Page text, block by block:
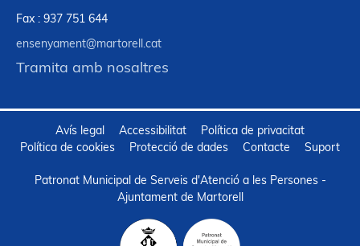
Fax : 937 751 644
ensenyament@martorell.cat
Tramita amb nosaltres
Avís legal Accessibilitat
Política de privacitat
Política de cookies
Protecció de dades Contacte Suport
Patronat Municipal de Serveis d'Atenció a les Persones -
Ajuntament de Martorell